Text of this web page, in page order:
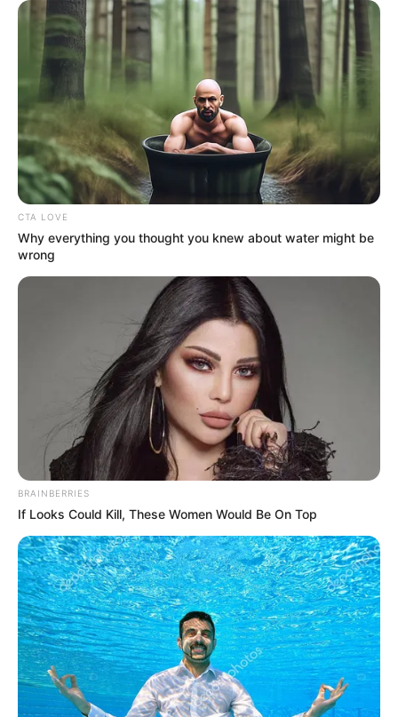
CTA LOVE
Why everything you thought you knew about water might be
wrong
BRAINBERRIES
If Looks Could Kill, These Women Would Be On Top